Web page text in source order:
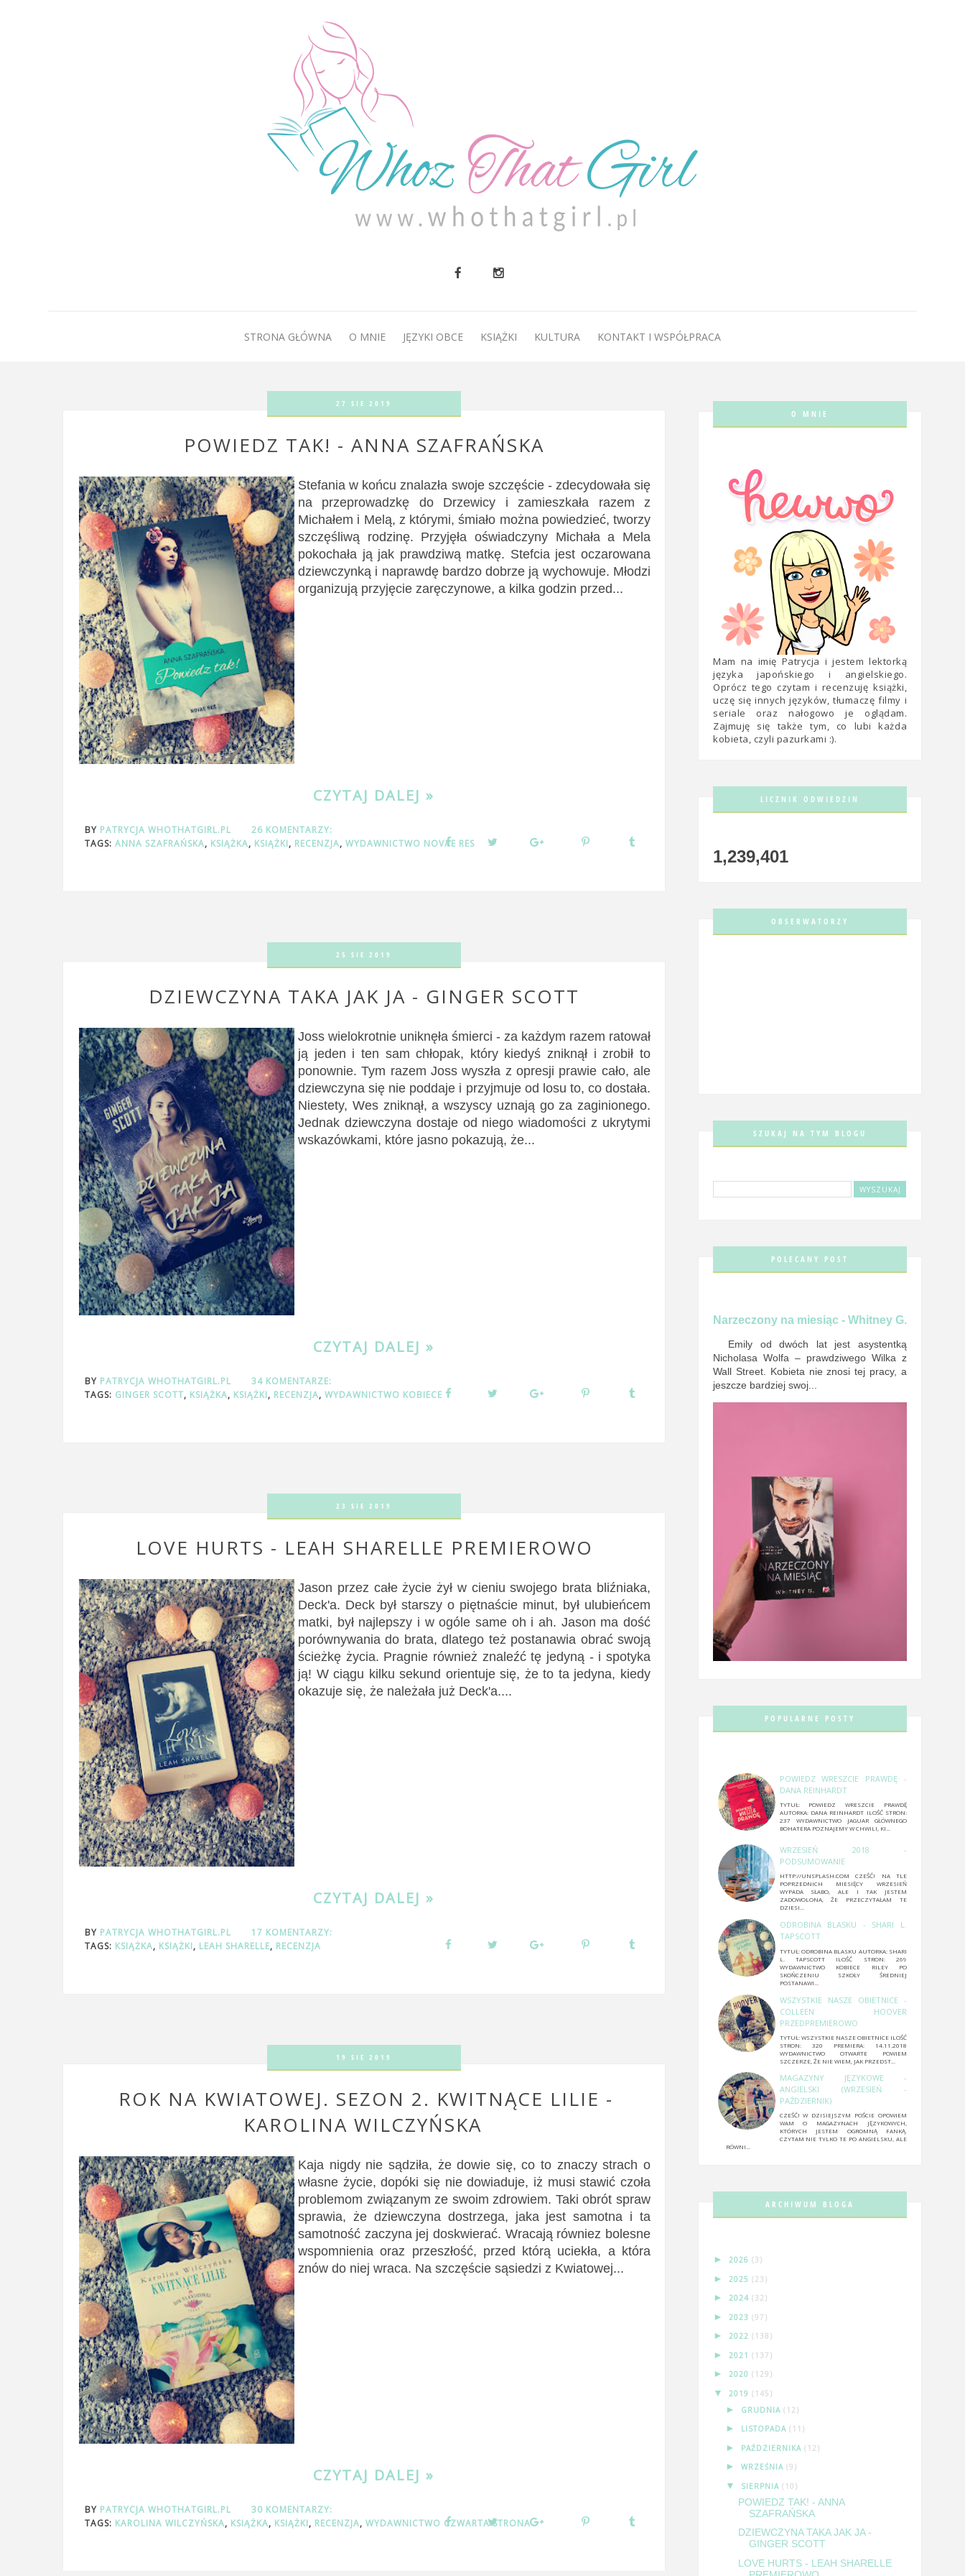
O MNIE
STRONA GŁÓWNA O MNIE JĘZYKI OBCE KSIĄŻKI KULTURA KONTAKT I WSPÓŁPRACA
27 SIE 2019
POWIEDZ TAK! - ANNA SZAFRAŃSKA
Stefania w końcu znalazła swoje szczęście - zdecydowała się
na przeprowadzkę do Drzewicy i zamieszkała razem z
Michałem i Melą, z którymi, śmiało można powiedzieć, tworzy
szczęśliwą rodzinę. Przyjęła oświadczyny Michała a Mela
pokochała ją jak prawdziwą matkę. Stefcia jest oczarowana
dziewczynką i naprawdę bardzo dobrze ją wychowuje. Młodzi
organizują przyjęcie zaręczynowe, a kilka godzin przed...
CZYTAJ DALEJ »
BY PATRYCJA WHOTHATGIRL.PL
26 KOMENTARZY:
TAGS: ANNA SZAFRAŃSKA, KSIĄŻKA, KSIĄŻKI, RECENZJA, WYDAWNICTWO NOVAE RES
25 SIE 2019
DZIEWCZYNA TAKA JAK JA - GINGER SCOTT
Joss wielokrotnie uniknęła śmierci - za każdym razem ratował
ją jeden i ten sam chłopak, który kiedyś zniknął i zrobił to
ponownie. Tym razem Joss wyszła z opresji prawie cało, ale
dziewczyna się nie poddaje i przyjmuje od losu to, co dostała.
Niestety, Wes zniknął, a wszyscy uznają go za zaginionego.
Jednak dziewczyna dostaje od niego wiadomości z ukrytymi
wskazówkami, które jasno pokazują, że...
CZYTAJ DALEJ »
BY PATRYCJA WHOTHATGIRL.PL
34 KOMENTARZE:
TAGS: GINGER SCOTT, KSIĄŻKA, KSIĄŻKI, RECENZJA, WYDAWNICTWO KOBIECE
23 SIE 2019
LOVE HURTS - LEAH SHARELLE PREMIEROWO
Jason przez całe życie żył w cieniu swojego brata bliźniaka,
Deck'a. Deck był starszy o piętnaście minut, był ulubieńcem
matki, był najlepszy i w ogóle same oh i ah. Jason ma dość
porównywania do brata, dlatego też postanawia obrać swoją
ścieżkę życia. Pragnie również znaleźć tę jedyną - i spotyka
ją! W ciągu kilku sekund orientuje się, że to ta jedyna, kiedy
okazuje się, że należała już Deck'a....
CZYTAJ DALEJ »
BY PATRYCJA WHOTHATGIRL.PL
17 KOMENTARZY:
TAGS: KSIĄŻKA, KSIĄŻKI, LEAH SHARELLE, RECENZJA
19 SIE 2019
ROK NA KWIATOWEJ. SEZON 2. KWITNĄCE LILIE -
KAROLINA WILCZYŃSKA
Kaja nigdy nie sądziła, że dowie się, co to znaczy strach o
własne życie, dopóki się nie dowiaduje, iż musi stawić czoła
problemom związanym ze swoim zdrowiem. Taki obrót spraw
sprawia, że dziewczyna dostrzega, jaka jest samotna i ta
samotność zaczyna jej doskwierać. Wracają równiez bolesne
wspomnienia oraz przeszłość, przed którą uciekła, a która
znów do niej wraca. Na szczęście sąsiedzi z Kwiatowej...
CZYTAJ DALEJ »
BY PATRYCJA WHOTHATGIRL.PL
30 KOMENTARZY:
TAGS: KAROLINA WILCZYŃSKA, KSIĄŻKA, KSIĄŻKI, RECENZJA, WYDAWNICTWO CZWARTA STRONA
O MNIE
Mam na imię Patrycja i jestem lektorką
języka japońskiego i angielskiego.
Oprócz tego czytam i recenzuję książki,
uczę się innych języków, tłumaczę filmy i
seriale oraz nałogowo je oglądam.
Zajmuję się także tym, co lubi każda
kobieta, czyli pazurkami :).
LICZNIK ODWIEDZIN
1,239,401
OBSERWATORZY
SZUKAJ NA TYM BLOGU
POLECANY POST
Narzeczony na miesiąc - Whitney G.
Emily od dwóch lat jest asystentką
Nicholasa Wolfa – prawdziwego Wilka z
Wall Street. Kobieta nie znosi tej pracy, a
jeszcze bardziej swoj...
POPULARNE POSTY
POWIEDZ WRESZCIE PRAWDĘ -
DANA REINHARDT
TYTUŁ: POWIEDZ WRESZCIE PRAWDĘ
AUTORKA: DANA REINHARDT ILOŚĆ STRON:
237 WYDAWNICTWO JAGUAR GŁÓWNEGO
BOHATERA POZNAJEMY W CHWILI, KI...
WRZESIEŃ 2018 -
PODSUMOWANIE
HTTP://UNSPLASH.COM CZEŚĆ! NA TLE
POPRZEDNICH MIESIĘCY WRZESIEŃ
WYPADA SŁABO, ALE I TAK JESTEM
ZADOWOLONA, ŻE PRZECZYTAŁAM TE
DZIESI...
ODROBINA BLASKU - SHARI L.
TAPSCOTT
TYTUŁ: ODROBINA BLASKU AUTORKA: SHARI
L. TAPSCOTT ILOŚĆ STRON: 269
WYDAWNICTWO KOBIECE RILEY PO
SKOŃCZENIU SZKOŁY ŚREDNIEJ
POSTANAWI...
WSZYSTKIE NASZE OBIETNICE -
COLLEEN HOOVER
PRZEDPREMIEROWO
TYTUŁ: WSZYSTKIE NASZE OBIETNICE ILOŚĆ
STRON: 320 PREMIERA: 14.11.2018
WYDAWNICTWO OTWARTE POWIEM
SZCZERZE, ŻE NIE WIEM, JAK PRZEDST...
MAGAZYNY JĘZYKOWE -
ANGIELSKI (WRZESIEŃ -
PAŹDZIERNIK)
CZEŚĆ! W DZISIEJSZYM POŚCIE OPOWIEM
WAM O MAGAZYNACH JĘZYKOWYCH,
KTÓRYCH JESTEM OGROMNĄ FANKĄ.
CZYTAM NIE TYLKO TE PO ANGIELSKU, ALE
RÓWNI...
ARCHIWUM BLOGA
► 2026 (3)
► 2025 (23)
► 2024 (32)
► 2023 (97)
► 2022 (138)
► 2021 (137)
► 2020 (129)
▼ 2019 (145)
► GRUDNIA (12)
► LISTOPADA (11)
► PAŹDZIERNIKA (12)
► WRZEŚNIA (9)
▼ SIERPNIA (10)
POWIEDZ TAK! - ANNA
SZAFRAŃSKA
DZIEWCZYNA TAKA JAK JA -
GINGER SCOTT
LOVE HURTS - LEAH SHARELLE